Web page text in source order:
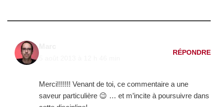
RÉPONDRE
Merci!!!!!!! Venant de toi, ce commentaire a une
saveur particulière 😉 … et m’incite à poursuivre dans